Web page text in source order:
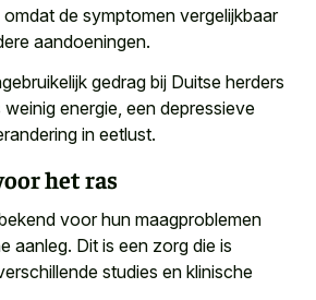
de symptomen vergelijkbaar
aandoeningen.
gedrag bij Duitse herders
energie, een depressieve
in eetlust.
het ras
voor hun maagproblemen
aanleg. Dit is een zorg die is
studies en klinische